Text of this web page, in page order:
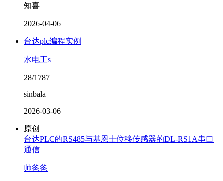
知喜
2026-04-06
台达plc编程实例
水电工s
28/1787
sinbala
2026-03-06
原创
台达PLC的RS485与基恩士位移传感器的DL-RS1A串口
通信
帅爸爸